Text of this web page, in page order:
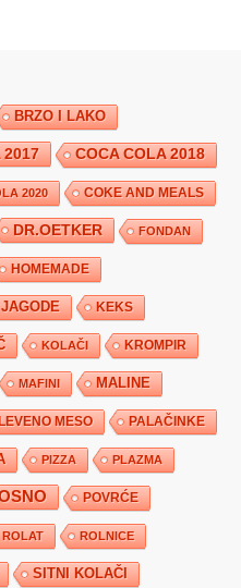
BRZO I LAKO
2017 COCA COLA 2018
2020 COKE AND MEALS
DR.OETKER FONDAN
HOMEMADE
JAGODE KEKS
KOLAČI KROMPIR
MAFINI MALINE
MESO PALAČINKE
PIZZA PLAZMA
POVRĆE
ROLAT ROLNICE
SITNI KOLAČI